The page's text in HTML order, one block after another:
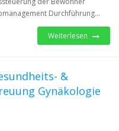
Durchführung...
Weiterlesen
&
Gynäkologie